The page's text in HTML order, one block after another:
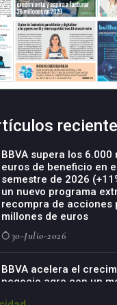
BBVA supera los 6.000
euros de beneficio en
semestre de 2026
un nuevo programa
recompra de acciones
millones de euros
30-Julio-2026
BBVA acelera el
negocio agro con un